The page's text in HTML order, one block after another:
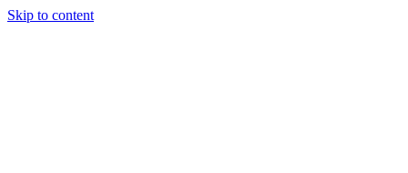
Skip to content